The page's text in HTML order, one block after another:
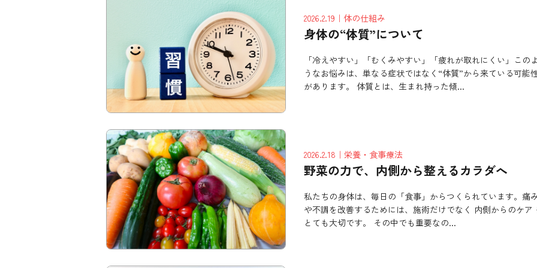
2026.2.19 ｜体の仕組み
身体の“体質”について
「冷えやすい」「むくみやすい」「疲れが取れにくい」このよ
うなお悩みは、単なる症状ではなく“体質”から来ている可能
があります。 体質とは、生まれ持った傾...
2026.2.18 ｜栄養・食事療法
野菜の力で、内側から整えるカラダへ
私たちの身体は、毎日の「食事」からつくられています。痛
や不調を改善するためには、施術だけでなく 内側からのケア
とても大切です。 その中でも重要なの...